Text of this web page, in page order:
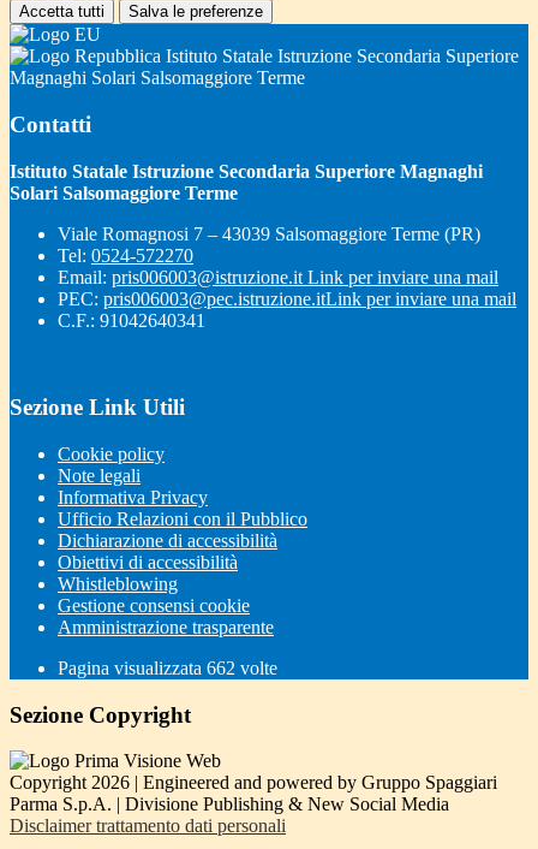
Accetta tutti Salva le preferenze
Istituto Statale Istruzione Secondaria Superiore
Magnaghi Solari Salsomaggiore Terme
Contatti
Istituto Statale Istruzione Secondaria Superiore Magnaghi
Solari Salsomaggiore Terme
Viale Romagnosi 7 – 43039 Salsomaggiore Terme (PR)
Tel: 0524-572270
Email: pris006003@istruzione.it Link per inviare una mail
PEC: pris006003@pec.istruzione.itLink per inviare una mail
C.F.: 91042640341
Sezione Link Utili
Cookie policy
Note legali
Informativa Privacy
Ufficio Relazioni con il Pubblico
Dichiarazione di accessibilità
Obiettivi di accessibilità
Whistleblowing
Gestione consensi cookie
Amministrazione trasparente
Pagina visualizzata 662 volte
Sezione Copyright
Copyright 2026 | Engineered and powered by Gruppo Spaggiari
Parma S.p.A. | Divisione Publishing & New Social Media
Disclaimer trattamento dati personali